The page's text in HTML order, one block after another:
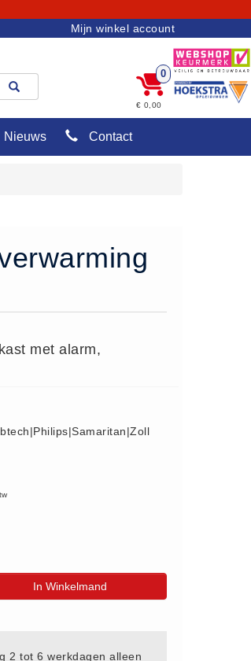
Mijn winkel account
0
€ 0,00
Nieuws Contact
met alarm,
In Winkelmand
2 tot 6 werkdagen alleen